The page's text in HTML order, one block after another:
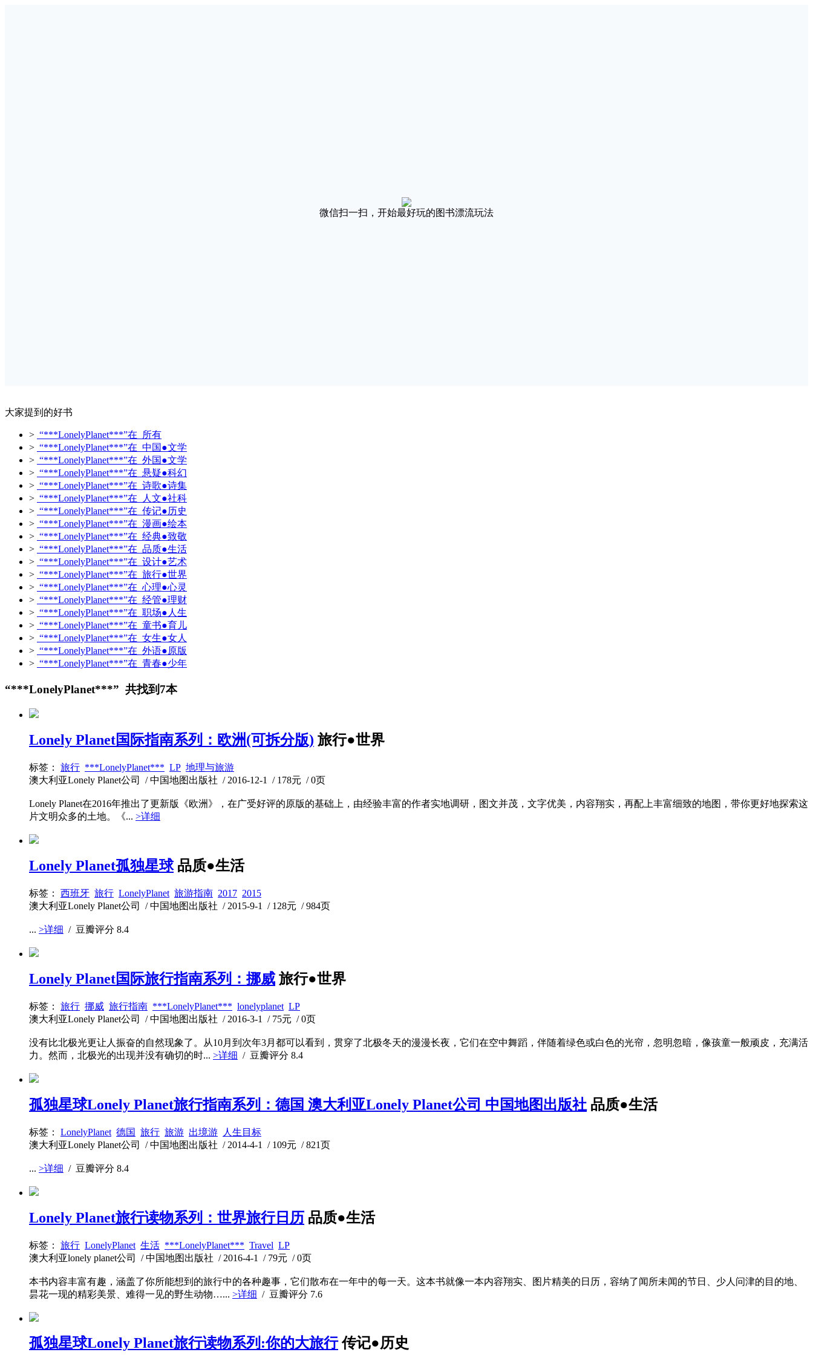
微信扫一扫，开始最好玩的图书漂流玩法
大家提到的好书
> “***LonelyPlanet***”在 所有
> “***LonelyPlanet***”在 中国●文学
> “***LonelyPlanet***”在 外国●文学
> “***LonelyPlanet***”在 悬疑●科幻
> “***LonelyPlanet***”在 诗歌●诗集
> “***LonelyPlanet***”在 人文●社科
> “***LonelyPlanet***”在 传记●历史
> “***LonelyPlanet***”在 漫画●绘本
> “***LonelyPlanet***”在 经典●致敬
> “***LonelyPlanet***”在 品质●生活
> “***LonelyPlanet***”在 设计●艺术
> “***LonelyPlanet***”在 旅行●世界
> “***LonelyPlanet***”在 心理●心灵
> “***LonelyPlanet***”在 经管●理财
> “***LonelyPlanet***”在 职场●人生
> “***LonelyPlanet***”在 童书●育儿
> “***LonelyPlanet***”在 女生●女人
> “***LonelyPlanet***”在 外语●原版
> “***LonelyPlanet***”在 青春●少年
“***LonelyPlanet***” 共找到7本
Lonely Planet国际指南系列：欧洲(可拆分版) 旅行●世界
标签： 旅行 ***LonelyPlanet*** LP 地理与旅游
澳大利亚Lonely Planet公司 / 中国地图出版社 / 2016-12-1 / 178元 / 0页
Lonely Planet在2016年推出了更新版《欧洲》，在广受好评的原版的基础上，由经验丰富的作者实地调研，图文并茂，文字优美，内容翔实，再配上丰富细致的地图，带你更好地探索这
片文明众多的土地。《... >详细
Lonely Planet孤独星球 品质●生活
标签： 西班牙 旅行 LonelyPlanet 旅游指南 2017 2015
澳大利亚Lonely Planet公司 / 中国地图出版社 / 2015-9-1 / 128元 / 984页
... >详细 / 豆瓣评分 8.4
Lonely Planet国际旅行指南系列：挪威 旅行●世界
标签： 旅行 挪威 旅行指南 ***LonelyPlanet*** lonelyplanet LP
澳大利亚Lonely Planet公司 / 中国地图出版社 / 2016-3-1 / 75元 / 0页
没有比北极光更让人振奋的自然现象了。从10月到次年3月都可以看到，贯穿了北极冬天的漫漫长夜，它们在空中舞蹈，伴随着绿色或白色的光帘，忽明忽暗，像孩童一般顽皮，充满活
力。然而，北极光的出现并没有确切的时... >详细 / 豆瓣评分 8.4
孤独星球Lonely Planet旅行指南系列：德国 澳大利亚Lonely Planet公司 中国地图出版社 品质●生活
标签： LonelyPlanet 德国 旅行 旅游 出境游
人生目标
澳大利亚Lonely Planet公司 / 中国地图出版社 / 2014-4-1 / 109元 / 821页
... >详细 / 豆瓣评分 8.4
Lonely Planet旅行读物系列：世界旅行日历 品质●生活
标签： 旅行 LonelyPlanet 生活 ***LonelyPlanet*** Travel LP
澳大利亚lonely planet公司 / 中国地图出版社 / 2016-4-1 / 79元 / 0页
本书内容丰富有趣，涵盖了你所能想到的旅行中的各种趣事，它们散布在一年中的每一天。这本书就像一本内容翔实、图片精美的日历，容纳了闻所未闻的节日、少人问津的目的地、
昙花一现的精彩美景、难得一见的野生动物…... >详细 / 豆瓣评分 7.6
孤独星球Lonely Planet旅行读物系列:你的大旅行 传记●历史